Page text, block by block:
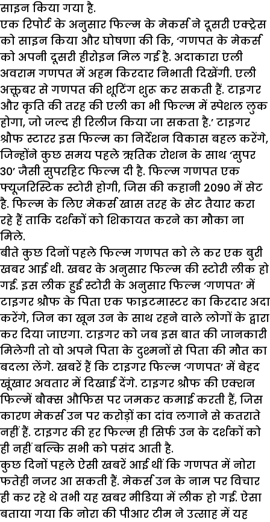
साइन किया गया है.
एक रिपोर्ट के अनुसार फिल्म के मेकर्स ने दूसरी एक्ट्रेस
को साइन किया और घोषणा की कि, ‘गणपत के मेकर्स
को अपनी दूसरी हीरोइन मिल गई है. अदाकारा एली
अवराम गणपत में अहम किरदार निभाती दिखेंगी. एली
अक्तूबर से गणपत की शूटिंग शुरू कर सकती हैं. टाइगर
और कृति की तरह की एली का भी फिल्म में स्पेशल लुक
होगा, जो जल्द ही रिलीज किया जा सकता है.’ टाइगर
श्रौफ स्टारर इस फिल्म का निर्देशन विकास बहल करेंगे,
जिन्होंने कुछ समय पहले ऋतिक रोशन के साथ ‘सुपर
30’ जैसी सुपरहिट फिल्म दी है. फिल्म गणपत एक
फ्यूजरिस्टिक स्टोरी होगी, जिस की कहानी 2090 में सेट
है. फिल्म के लिए मेकर्स खास तरह के सेट तैयार करा
रहे हैं ताकि दर्शकों को शिकायत करने का मौका ना
मिले.
बीते कुछ दिनों पहले फिल्म गणपत को ले कर एक बुरी
खबर आई थी. खबर के अनुसार फिल्म की स्टोरी लीक हो
गई. इस लीक हुई स्टोरी के अनुसार फिल्म ‘गणपत’ में
टाइगर श्रौफ के पिता एक फाइटमास्टर का किरदार अदा
करेंगे, जिन का खून उन के साथ रहने वाले लोगों के द्वारा
कर दिया जाएगा. टाइगर को जब इस बात की जानकारी
मिलेगी तो वो अपने पिता के दुश्मनों से पिता की मौत का
बदला लेंगे. खबरें हैं कि टाइगर फिल्म ‘गणपत’ में बेहद
खूंखार अवतार में दिखाई देंगे. टाइगर श्रौफ की एक्शन
फिल्में बौक्स औफिस पर जमकर कमाई करती हैं, जिस
कारण मेकर्स उन पर करोड़ों का दांव लगाने से कतराते
नहीं हैं. टाइगर की हर फिल्म ही सिर्फ उन के दर्शकों को
ही नहीं बल्कि सभी को पसंद आती है.
कुछ दिनों पहले ऐसी खबरें आई थीं कि गणपत में नोरा
फतेही नजर आ सकती हैं. मेकर्स उन के नाम पर विचार
ही कर रहे थे तभी यह खबर मीडिया में लीक हो गई. ऐसा
बताया गया कि नोरा की पीआर टीम ने उत्साह में यह